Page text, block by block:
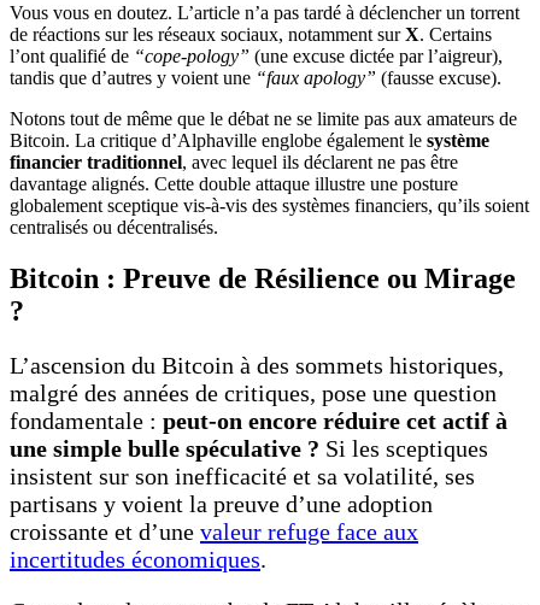
Vous vous en doutez. L’article n’a pas tardé à déclencher un torrent
de réactions sur les réseaux sociaux, notamment surX. Certains
l’ont qualifié de “cope-pology” (une excuse dictée par l’aigreur),
tandis que d’autres y voient une “faux apology” (fausse excuse).
Notons tout de même que le débat ne se limite pas aux amateurs de
Bitcoin. La critique d’Alphaville englobe également le système
financier traditionnel, avec lequel ils déclarent ne pas être
davantage alignés. Cette double attaque illustre une posture
globalement sceptique vis-à-vis des systèmes financiers, qu’ils soient
centralisés ou décentralisés.
Bitcoin : Preuve de Résilience ou Mirage
?
L’ascension du Bitcoin à des sommets historiques,
malgré des années de critiques, pose une question
fondamentale : peut-on encore réduire cet actif à
une simple bulle spéculative ? Si les sceptiques
insistent sur son inefficacité et sa volatilité, ses
partisans y voient la preuve d’une adoption
croissante et d’une valeur refuge face aux
incertitudes économiques.